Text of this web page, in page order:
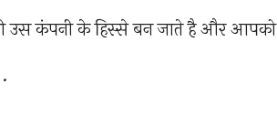
कंपनी के हिस्से बन जाते है और आपको